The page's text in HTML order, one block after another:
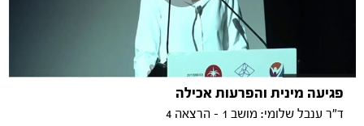
פגיעה מינית והפרעות אכילה
ד"ר ענבל שלומי: מושב 1 - הרצאה 4